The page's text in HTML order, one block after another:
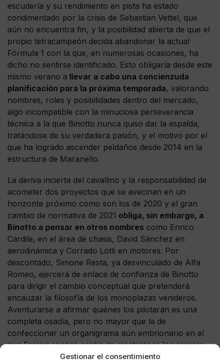
Gestionar el consentimiento
escudería y su rendimiento en pista ha estado
condimentado por la crisis de Sebastian Vettel, que
aún no encuentra fin, y la posibilidad abierta de que el
propio tetracampeón decida abandonar la actual
Fórmula 1 con la que, en numerosas ocasiones, ha
dicho no sentirse identificado. Esto obligaría desde este
mismo verano a llevar a cabo una concienzuda
planificación para la próxima temporada, valorando
nombres, roles y posibilidades dentro del mercado,
algo incompatible con la minuciosa perseverancia
técnica a la que Binotto nunca quiso dar la espalda,
tratándose de su verdadera pasión, y el motivo por el
que ha logrado ascender peldaños desde 2014 en la
estructura de Maranello.
La deriva incierta del cavallino y la responsabilidad de
acometer dos proyectos que se avecinan en un
horizonte próximo como son los de 2020 y el gran
cambio de normativa de 2021 obliga, sin embargo, a
Binotto a pensar en otros nombres como Enrico
Cardile, en el área de chasis, David Sánchez en
aerodinámica y Corrado Lotti en motores. Por
descontado, Simone Resta, ya desvinculado de Alfa
Romeo, ejercerá de enlace de confianza de Binotto
para dirigir el cambio conceptual que pretenderá
encauzar la filosofía de los monoplazas venideros.
Aventurarse a afirmar quiénes los pilotarán es una
completa osadía, pero no mayor que la de
confeccionar un organigrama aún embrionario en el
que Ferrari apenas acaba de mostrarnos los cromos
que deberán remendar una plantilla competitiva que